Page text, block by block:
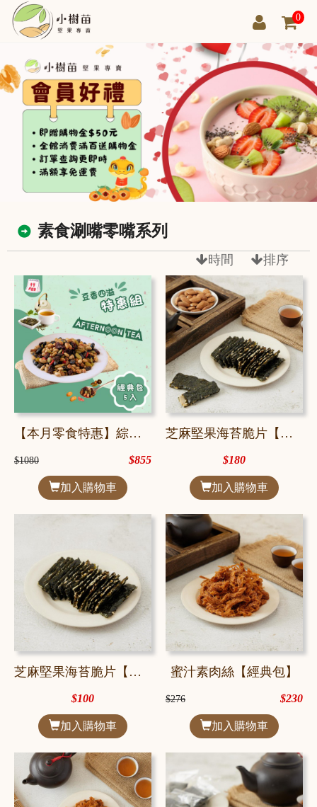
0
素食涮嘴零嘴系列
時間 排序
【本月零食特惠】綜合果豆仁
$1080 $855
加入購物車
芝麻堅果海苔脆片【經典包】
$180
加入購物車
芝麻堅果海苔脆片【獨享包】
$100
加入購物車
蜜汁素肉絲【經典包】
$276 $230
加入購物車